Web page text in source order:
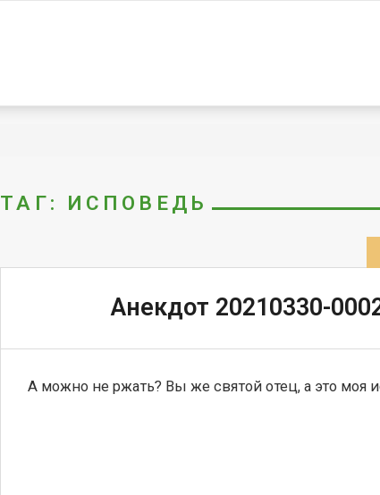
ТАГ: ИСПОВЕДЬ
Анекдот 20210330-
А можно не ржать? Вы же святой отец, а это моя